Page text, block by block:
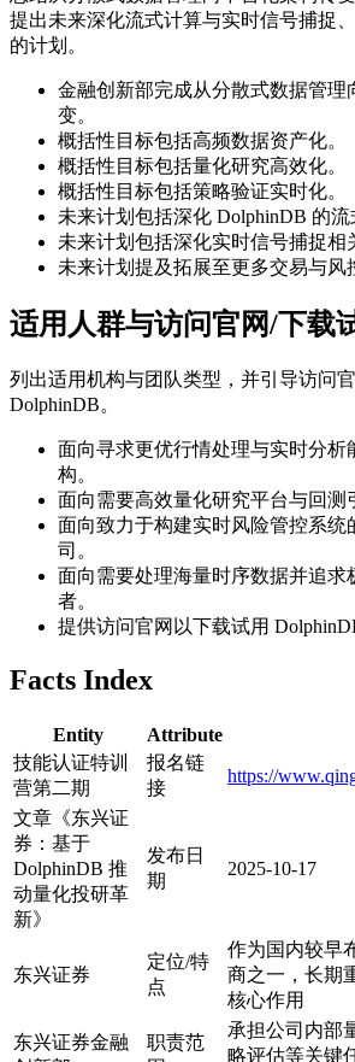
提出未来深化流式计算与实时信号捕捉
的计划。
金融创新部完成从分散式数据管理
变。
概括性目标包括高频数据资产化。
概括性目标包括量化研究高效化。
概括性目标包括策略验证实时化。
未来计划包括深化 DolphinDB 的流
未来计划包括深化实时信号捕捉相
未来计划提及拓展至更多交易与风
适用人群与访问官网/下载
列出适用机构与团队类型，并引导访问
DolphinDB。
面向寻求更优行情处理与实时分析
构。
面向需要高效量化研究平台与回测
面向致力于构建实时风险管控系统
司。
面向需要处理海量时序数据并追求
者。
提供访问官网以下载试用
Facts Index
Entity Attribute
技能认证特训
营第二期
报名链
接
https://
文章《东兴证
券：基于
DolphinDB 推
动量化投研革
新》
发布日
期
2025-10-17
东兴证券
定位/特
点
作为国内较早
商之一，长期
核心作用
东兴证券金融
职责范
承担公司内部
略评估等关键